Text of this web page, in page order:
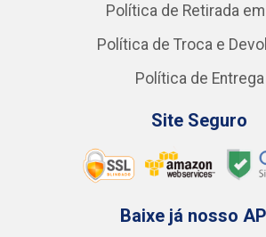
Política de Retirada
Política de Troca e
Política de Entrega
Site Seguro
Baixe já nosso